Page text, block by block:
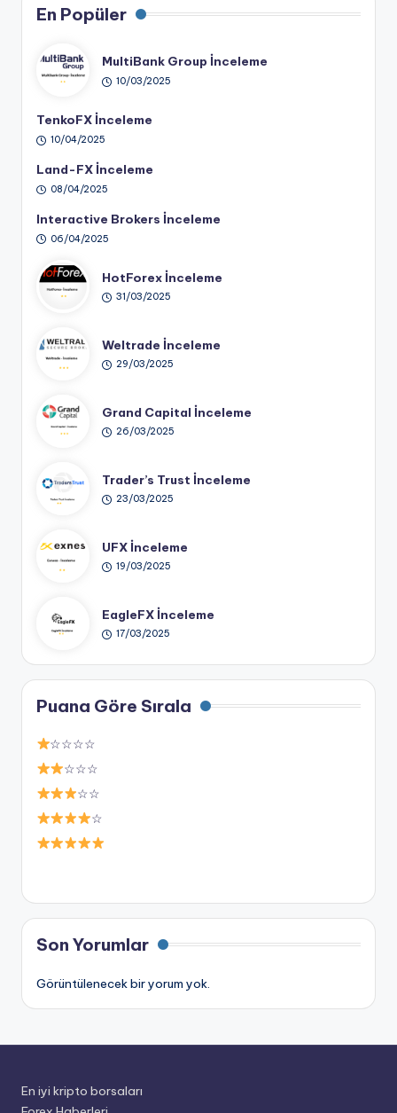
En Popüler
MultiBank Group İnceleme
10/03/2025
TenkoFX İnceleme
10/04/2025
Land-FX İnceleme
08/04/2025
Interactive Brokers İnceleme
06/04/2025
HotForex İnceleme
31/03/2025
Weltrade İnceleme
29/03/2025
Grand Capital İnceleme
26/03/2025
Trader’s Trust İnceleme
23/03/2025
UFX İnceleme
19/03/2025
EagleFX İnceleme
17/03/2025
Puana Göre Sırala
☆☆☆☆
☆☆☆
☆☆
☆
Son Yorumlar
Görüntülenecek bir yorum yok.
En iyi kripto borsaları